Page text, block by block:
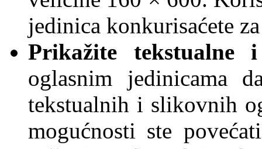
jedinica konkurisaćete
Prikažite tekstualne
oglasnim jedinicama
tekstualnih i slikovnih
mogućnosti ste